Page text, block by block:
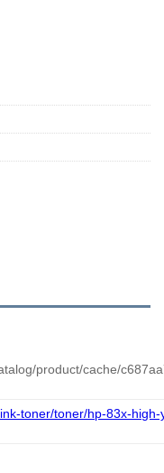
(CF283XC) 數量
product/cache/
toner/toner/hp-83x-